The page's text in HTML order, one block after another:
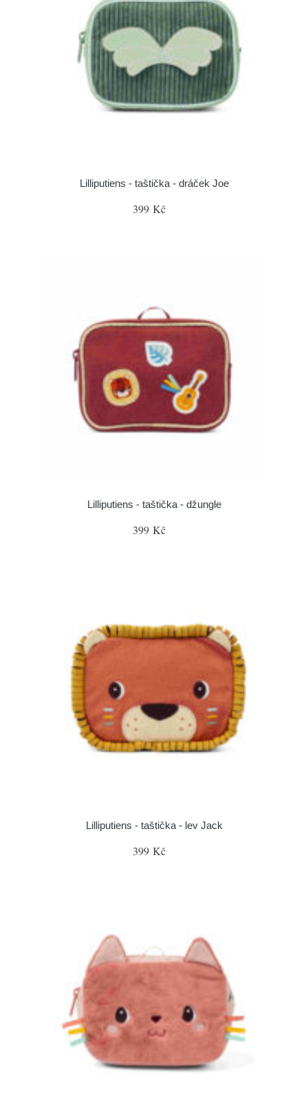
Lilliputiens - taštička - dráček Joe
399 Kč
Lilliputiens - taštička - džungle
399 Kč
Lilliputiens - taštička - lev Jack
399 Kč